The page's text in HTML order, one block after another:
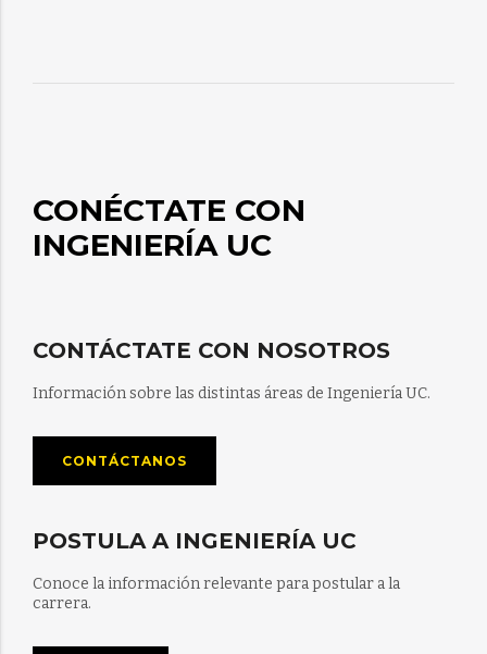
CONÉCTATE CON
INGENIERÍA UC
CONTÁCTATE CON NOSOTROS
Información sobre las distintas áreas de Ingeniería UC.
CONTÁCTANOS
POSTULA A INGENIERÍA UC
Conoce la información relevante para postular a la
carrera.